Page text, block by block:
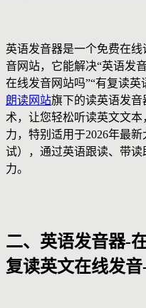
英语发音器是一个免费在
音网站，它能解决“英语发
在线发音网站吗”“有复读
朗读网站旗下的读英语发音
术，让您轻松听读英文文
力，特别适用于2026年最
试），通过英语跟读、带
力。
二、英语发音器-
复读英文在线发